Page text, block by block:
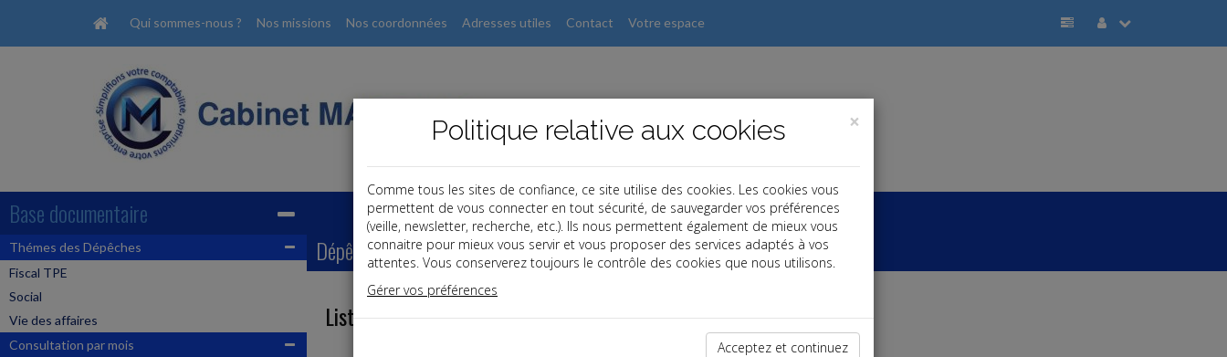
Qui sommes-nous ? Nos missions Nos coordonnées Adresses utiles Contact Votre espace
Base documentaire
Thémes des Dépêches
Fiscal TPE
Social
Vie des affaires
Consultation par mois
Dépêches
Liste des dernières dépêches
×
Politique relative aux cookies
Comme tous les sites de confiance, ce site utilise des cookies. Les cookies vous
permettent de vous connecter en tout sécurité, de sauvegarder vos préférences
(veille, newsletter, recherche, etc.). Ils nous permettent également de mieux vous
connaitre pour mieux vous servir et vous proposer des services adaptés à vos
attentes. Vous conserverez toujours le contrôle des cookies que nous utilisons.
Gérer vos préférences
Acceptez et continuez